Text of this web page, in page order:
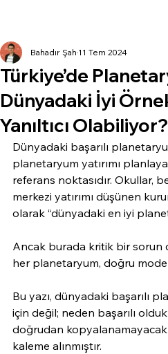
Türkiye’de
Dünyadaki İyi
Yanıltıcı Olabiliyor?
Bahadır Şah 11 Tem 2024
Dünyadaki başarılı
planetaryum yatırımı
referans noktasıdır. Okullar,
merkezi yatırımı düşünen
olarak “dünyadaki en iyi
Ancak burada kritik bir sorun
her planetaryum, doğru
Bu yazı, dünyadaki başarılı
için değil; neden başarılı
doğrudan
kaleme alınmıştır.